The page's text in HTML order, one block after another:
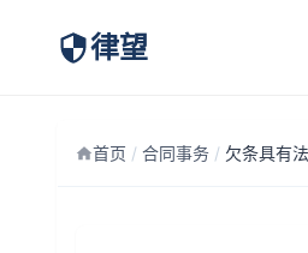
律望
首页 / 合同事务 / 欠条具有